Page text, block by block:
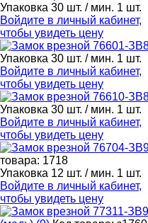
Упаковка 30 шт. / мин. 1 шт.
Войдите в личный кабинет,
чтобы увидеть цену
Упаковка 30 шт. / мин. 1 шт.
Войдите в личный кабинет,
чтобы увидеть цену
Упаковка 30 шт. / мин. 1 шт.
Войдите в личный кабинет,
чтобы увидеть цену
товара: 1718
Упаковка 12 шт. / мин. 1 шт.
Войдите в личный кабинет,
чтобы увидеть цену